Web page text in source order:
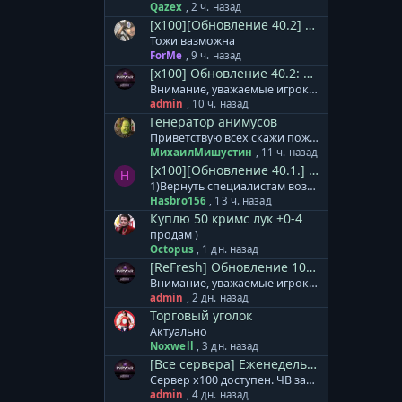
Qazex 2 ч. назад
[x100][Обновление 40.2] Обсуждение обновления.
Тожи вазможна
ForMe 9 ч. назад
[x100] Обновление 40.2: Новое Начало.
Внимание, уважаемые игроки! На сервер x100 установлено мини-дополнение к обновлению 40.2. + Обновлены формулы расчета и коэффициенты для расчета урона и защиты генераторов Animus/MAU. Теперь влияние оказывают в том числе и сеттовые бонусы, при их наличии/активации. Тестирование полного обновления для сервера х100 продолжается. Обновление будет установлено в понедельник, 10 августа. Приносим извинения за задержку. База знаний сервера х100 - ссылка. Готовый клиент игры для сервера x100: Клиент на | Клиент на | Клиент на | Клиент на нашем сервере
admin 10 ч. назад
Генератор анимусов
Приветствую всех скажи пожалуйста генератор анимусов точиться модиками 1-3невежи до+3 я уже штук 30 этих модиков потратил макс до +2
МихаилМишустин 11 ч. назад
H [x100][Обновление 40.1.] Предложения и пожелания.
1)Вернуть специалистам возможность восстанавливать доп.деф. 2)Уменьшить откат ВВ. 3) исправить Анимусы, после смерти хозяина, Изида продолжает наносить урон. 4) выделение по ТАВ, убрать возможность выделять анимусов по ТАВ, очень мешает.
Hasbro156 13 ч. назад
Куплю 50 кримс лук +0-4
продам )
Octopus 1 дн. назад
[ReFresh] Обновление 10.1: Age of Patrons.
Внимание, уважаемые игроки! На сервер ReFresh установлено дополнение к обновлению. В него вошло: + Специалистам расы Акретия теперь доступны новые гранатометы. Леон, Реликт, Кримсон. + Изменен тип атаки МАУ. Скиталец - одиночная атака, Зодчий - массовая атака. + Скорректированы награды и количество монстров в Cash версиях кампаний. Месть Аборигенов, Война за Элан, Эльфийский Переполох. + Массовое ослабление монстров в Землях Эльфов по группам. + Увеличен урон турелей 65 уровня. + Локационные квесты Этера перенесены к одному npc в центр локации. + Все оружие Леона выведено в отдельные модели, добавлены свечения для уникального внешнего вида. База знаний сервера ReFresh - ссылка. Готовый клиент игры для сервера ReFresh: Клиент на | Клиент на | Клиент на | Клиент на нашем сервере
admin 2 дн. назад
Торговый уголок
Актуально
Noxwell ,3 дн. назад
[Все сервера] Еженедельные профилактические работы.
Сервер x100 доступен. ЧВ запущено.
admin 4 дн. назад